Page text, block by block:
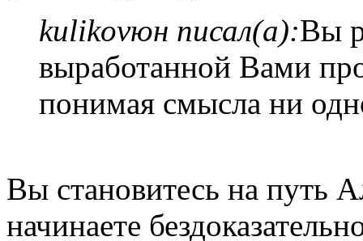
kulikovюн писал(а):Вы
выработанной Вами
понимая смысла ни
Вы становитесь на путь
начинаете